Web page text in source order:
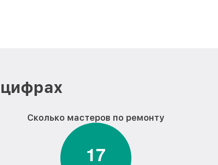
Сколько мастеров по ремонту
17